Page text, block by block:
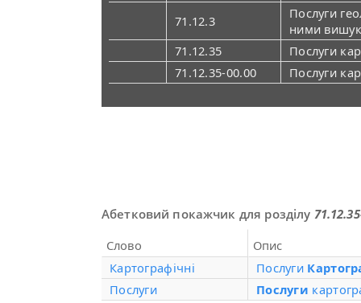
71.12.3
Послуги
ними
71.12.35
Послуги
71.12.35-00.00
Послуги
Абетковий покажчик для розділу
Слово
Опис
Картографічні
Послуги
Послуги
Послуги